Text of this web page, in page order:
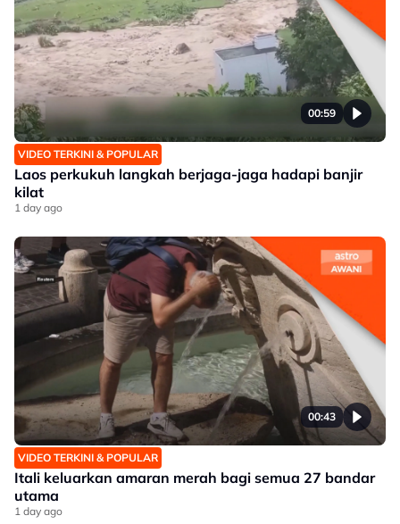
00:59
VIDEO TERKINI & POPULAR
Laos perkukuh langkah berjaga-jaga hadapi banjir
kilat
1 day ago
00:43
VIDEO TERKINI & POPULAR
Itali keluarkan amaran merah bagi semua 27 bandar
utama
1 day ago